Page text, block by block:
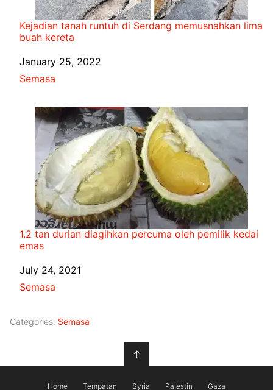
Kejadian tanah runtuh di Serdang memusnahkan lima
buah kereta
Date
January 25, 2022
In relation to
Semasa
1.2 tan durian diagihkan percuma oleh pemilik kedai
emas
Date
July 24, 2021
In relation to
Semasa
Categories: Semasa
↑
Home Tempatan Syria Palestin Gaza